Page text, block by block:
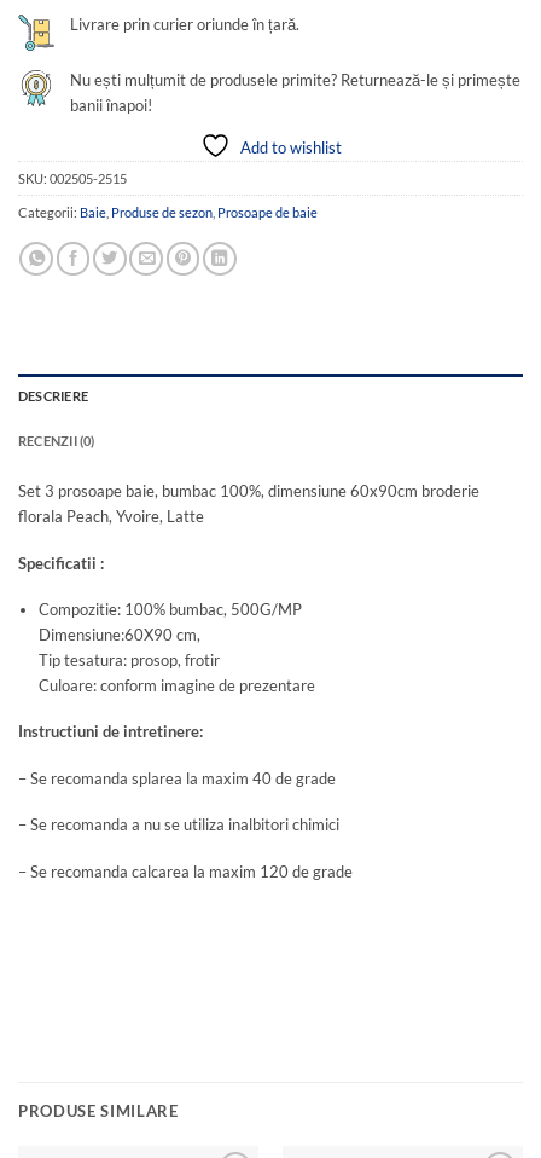
Livrare prin curier oriunde în țară.
Nu ești mulțumit de produsele primite? Returnează-le și primește
banii înapoi!
Add to wishlist
SKU: 002505-2515
Categorii: Baie Produse de sezon Prosoape de baie
DESCRIERE
RECENZII (0)
Set 3 prosoape baie, bumbac 100%, dimensiune 60x90cm broderie
florala Peach, Yvoire, Latte
Specificatii :
Compozitie: 100% bumbac, 500G/MP
Dimensiune:60X90 cm,
Tip tesatura: prosop, frotir
Culoare: conform imagine de prezentare
Instructiuni de intretinere:
– Se recomanda splarea la maxim 40 de grade
– Se recomanda a nu se utiliza inalbitori chimici
– Se recomanda calcarea la maxim 120 de grade
PRODUSE SIMILARE